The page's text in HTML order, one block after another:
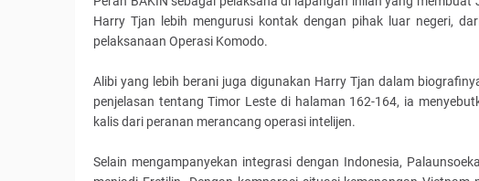
Harry Tjan lebih mengurusi kontak dengan pihak luar negeri,
pelaksanaan Operasi Komodo.
Alibi yang lebih berani juga digunakan Harry Tjan dalam
penjelasan tentang Timor Leste di halaman 162-164, ia
kalis dari peranan merancang operasi intelijen.
Selain mengampanyekan integrasi dengan Indonesia,